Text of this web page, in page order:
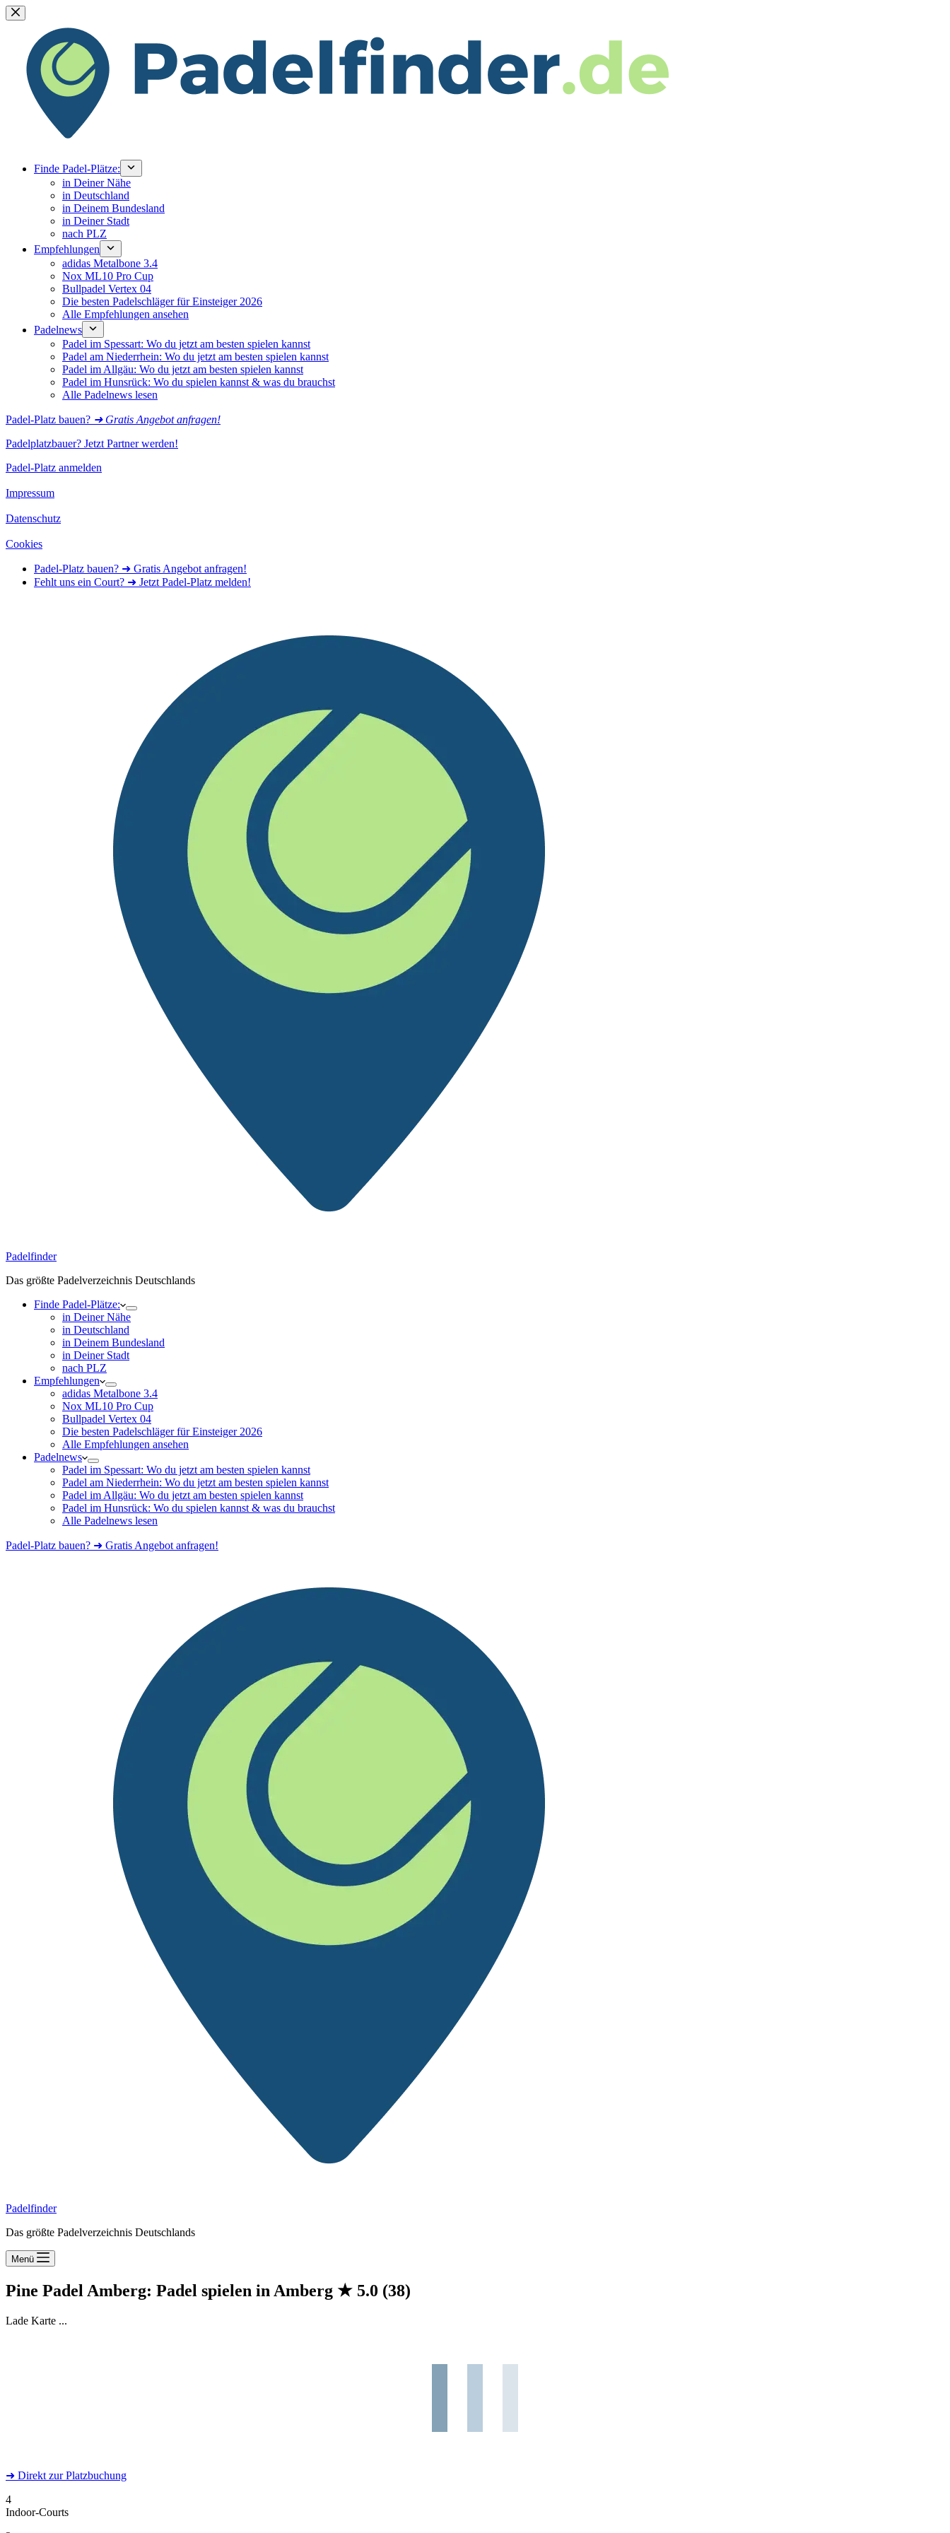
Zum
Inhalt
springen
Finde Padel-Plätze:
in Deiner Nähe
in Deutschland
in Deinem Bundesland
in Deiner Stadt
nach PLZ
Empfehlungen
adidas Metalbone 3.4
Nox ML10 Pro Cup
Bullpadel Vertex 04
Die besten Padelschläger für Einsteiger 2026
Alle Empfehlungen ansehen
Padelnews
Padel im Spessart: Wo du jetzt am besten spielen kannst
Padel am Niederrhein: Wo du jetzt am besten spielen kannst
Padel im Allgäu: Wo du jetzt am besten spielen kannst
Padel im Hunsrück: Wo du spielen kannst & was du brauchst
Alle Padelnews lesen
Padel-Platz bauen? ➜ Gratis Angebot anfragen!
Padelplatzbauer? Jetzt Partner werden!
Padel-Platz anmelden
Impressum
Datenschutz
Cookies
Padel-Platz bauen? ➜ Gratis Angebot anfragen!
Fehlt uns ein Court? ➜ Jetzt Padel-Platz melden!
Padelfinder
Das größte Padelverzeichnis Deutschlands
Finde Padel-Plätze:
in Deiner Nähe
in Deutschland
in Deinem Bundesland
in Deiner Stadt
nach PLZ
Empfehlungen
adidas Metalbone 3.4
Nox ML10 Pro Cup
Bullpadel Vertex 04
Die besten Padelschläger für Einsteiger 2026
Alle Empfehlungen ansehen
Padelnews
Padel im Spessart: Wo du jetzt am besten spielen kannst
Padel am Niederrhein: Wo du jetzt am besten spielen kannst
Padel im Allgäu: Wo du jetzt am besten spielen kannst
Padel im Hunsrück: Wo du spielen kannst & was du brauchst
Alle Padelnews lesen
Padel-Platz bauen? ➜ Gratis Angebot anfragen!
Padelfinder
Das größte Padelverzeichnis Deutschlands
Menü
Pine Padel Amberg: Padel spielen in Amberg ★ 5.0 (38)
Lade Karte ...
➜ Direkt zur Platzbuchung
4
Indoor-Courts